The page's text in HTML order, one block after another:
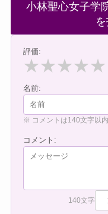
小林聖心女子学
評価:
★★★★★
名前:
※ コメントは140文字以内
コメント:
140文字